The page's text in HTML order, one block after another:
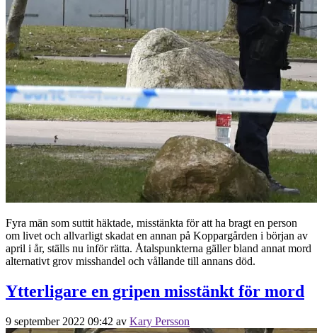
Fyra män som suttit häktade, misstänkta för att ha bragt en person
om livet och allvarligt skadat en annan på Koppargården i början av
april i år, ställs nu inför rätta. Åtalspunkterna gäller bland annat mord
alternativt grov misshandel och vållande till annans död.
Ytterligare en gripen misstänkt för mord
9 september 2022 09:42 av Kary Persson